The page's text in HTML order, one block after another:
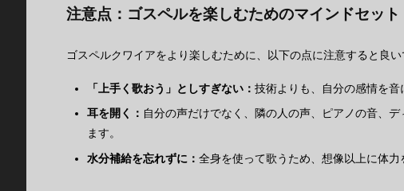
注意点：ゴスペルを楽しむためのマインドセット
ゴスペルクワイアをより楽しむために、以下の点に注意すると良い
「上手く歌おう」としすぎない： 技術よりも、自分の感情を音
耳を開く： 自分の声だけでなく、隣の人の声、ピアノの音、
ます。
水分補給を忘れずに： 全身を使って歌うため、想像以上に体力